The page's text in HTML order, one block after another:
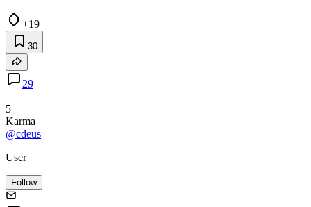
+19
30
29
5
Karma
@cdeus
User
Follow